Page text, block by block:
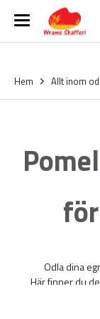
Hem Allt inom
Odla dina
Här finner du